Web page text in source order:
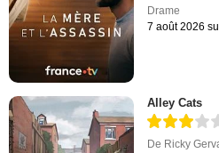
Drame
7 août 2026
Alley Cats
De Ricky